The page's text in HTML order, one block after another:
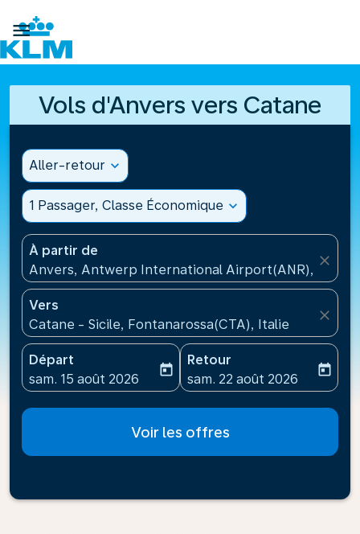

Vols d'Anvers vers Catane
Aller-retour expand_more
1 Passager, Classe Économique expand_more
À partir de
Anvers, Antwerp International Airport(ANR),
close
Vers
Catane - Sicile, Fontanarossa(CTA), Italie
close
Départ
fc-booking-departure-date-aria-label
sam. 15 août 2026
today
Retour
fc-booking-return-date-
sam. 22 août 2026
today
Voir les offres